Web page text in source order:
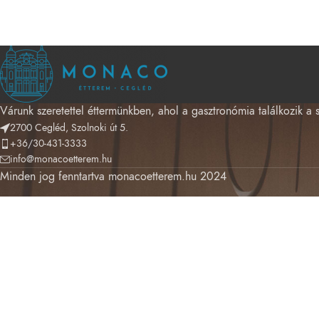
Várunk szeretettel éttermünkben, ahol a gasztronómia találkozik a
2700 Cegléd, Szolnoki út 5.
+36/30-431-3333
info@monacoetterem.hu
Minden jog fenntartva monacoetterem.hu 2024